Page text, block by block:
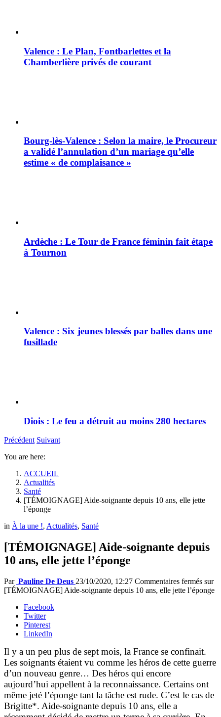
Valence : Le Plan, Fontbarlettes et la
Chamberlière privés de courant
Bourg-lès-Valence : Selon la maire, le Procureur
a validé l’annulation d’un mariage qu’elle
estime « de complaisance »
Ardèche : Le Tour de France féminin fait étape
à Tournon
Valence : Six jeunes blessés par balles dans une
fusillade
Diois : Le feu a détruit au moins 280 hectares
Précédent Suivant
You are here:
ACCUEIL
Actualités
Santé
[TÉMOIGNAGE] Aide-soignante depuis 10 ans, elle jette
l’éponge
in À la une !, Actualités, Santé
[TÉMOIGNAGE] Aide-soignante depuis
10 ans, elle jette l’éponge
Par Pauline De Deus 23/10/2020, 12:27 Commentaires fermés sur
[TÉMOIGNAGE] Aide-soignante depuis 10 ans, elle jette l’éponge
Facebook
Twitter
Pinterest
LinkedIn
Il y a un peu plus de sept mois, la France se confinait.
Les soignants étaient vu comme les héros de cette guerre
d’un nouveau genre… Des héros qui encore
aujourd’hui appellent à la reconnaissance. Certains ont
même jeté l’éponge tant la tâche est rude. C’est le cas de
Brigitte*. Aide-soignante depuis 10 ans, elle a